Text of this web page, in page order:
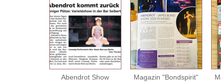
Abendrot Show
Magazin "Bondspirit"